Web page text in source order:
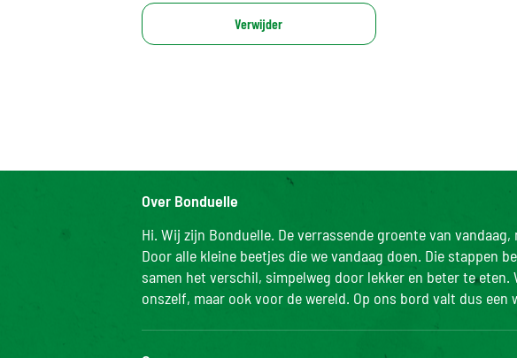
Verwijder
Over Bonduelle
Hi. Wij zijn Bonduelle. De verrassende groente van
Door alle kleine beetjes die we vandaag doen. Die stappen
samen het verschil, simpelweg door lekker en beter te
onszelf, maar ook voor de wereld. Op ons bord valt dus